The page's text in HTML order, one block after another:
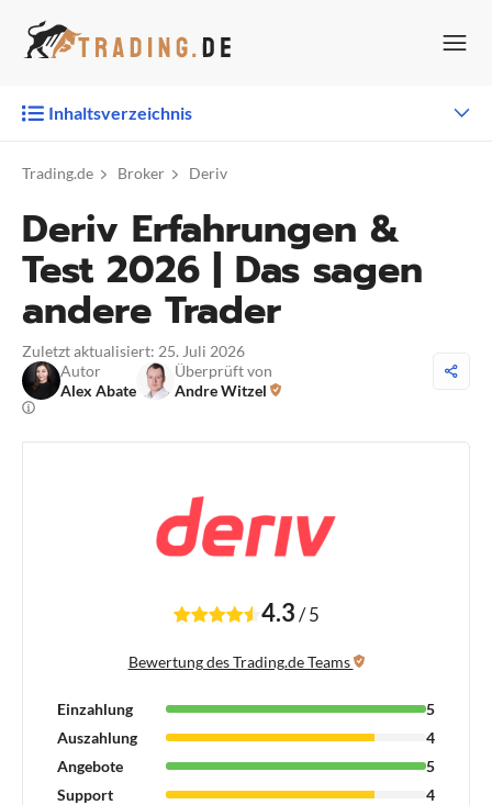
Inhalt
Inhaltsverzeichnis
Trading.de Broker Deriv
Deriv Erfahrungen &
Test 2026 | Das sagen
andere Trader
Zuletzt aktualisiert: 25. Juli 2026
Autor
Alex Abate
Überprüft von
Andre Witzel
4.3/ 5
Bewertung des Trading.de Teams
Einzahlung
5
Auszahlung
4
Angebote
5
Support
4